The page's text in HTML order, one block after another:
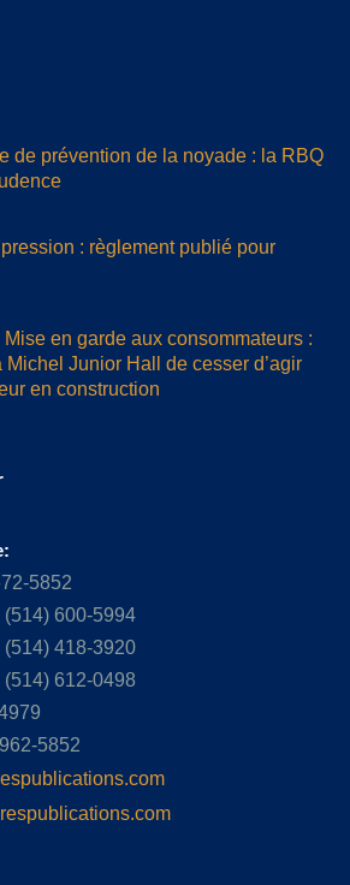
de prévention de la noyade : la RBQ
: règlement publié pour
en garde aux consommateurs :
Michel Junior Hall de cesser d’agir
en construction
5852
(514) 600-5994
(514) 418-3920
(514) 612-0498
5852